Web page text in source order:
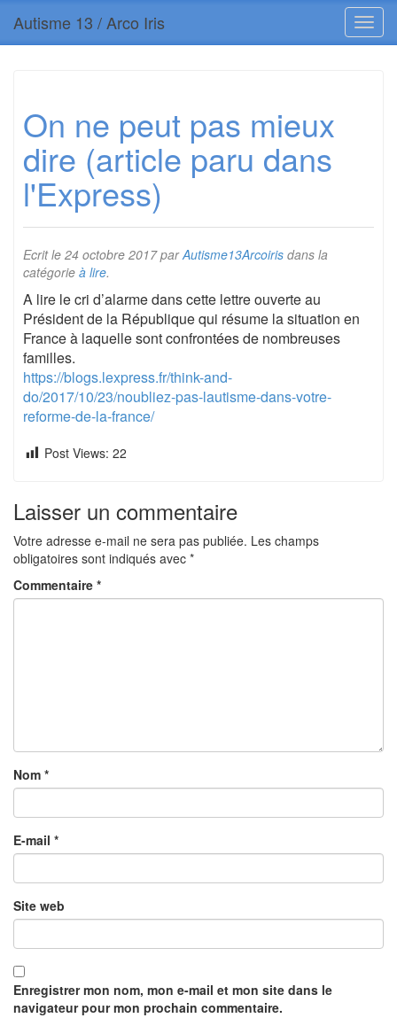
Autisme 13 / Arco Iris
On ne peut pas mieux
dire (article paru dans
l'Express)
Ecrit le 24 octobre 2017parAutisme13Arcoiris dans la
catégorie à lire.
A lire le cri d’alarme dans cette lettre ouverte au
Président de la République qui résume la situation en
France à laquelle sont confrontées de nombreuses
familles.
https://blogs.lexpress.fr/think-and-
do/2017/10/23/noubliez-pas-lautisme-dans-votre-
reforme-de-la-france/
Post Views: 22
Laisser un commentaire
Votre adresse e-mail ne sera pas publiée. Les champs
obligatoires sont indiqués avec *
Commentaire *
Nom *
E-mail *
Site web
Enregistrer mon nom, mon e-mail et mon site dans le
navigateur pour mon prochain commentaire.